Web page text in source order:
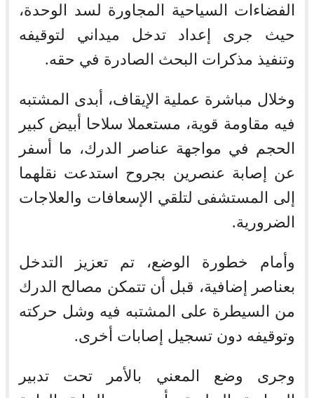
الفضاءات السياحية المجاورة لسد الوحدة،
حيث جرى إعداد تدخل ميداني لتوقيفه
وتنفيذ مذكرات البحث الصادرة في حقه.
وخلال مباشرة عملية الإيقاف، أبدى المشتبه
فيه مقاومة قوية، مستعملا سلاحا أبيض كبير
الحجم في مواجهة عناصر الدرك، ما أسفر
عن إصابة عنصرين بجروح استدعت نقلهما
إلى المستشفى لتلقي الإسعافات والعلاجات
الضرورية.
وأمام خطورة الوضع، تم تعزيز التدخل
بعناصر إضافية، قبل أن تتمكن مصالح الدرك
من السيطرة على المشتبه فيه وشل حركته
وتوقيفه دون تسجيل إصابات أخرى.
وجرى وضع المعني بالأمر تحت تدبير